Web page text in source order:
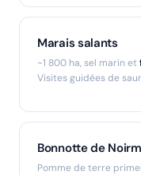
Marais salants
~1 800 ha, sel marin et
Visites guidées de
Bonnotte de
Pomme de terre